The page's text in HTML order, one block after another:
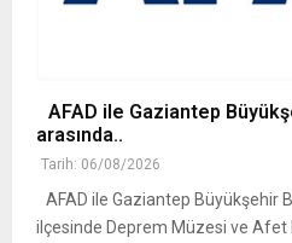
AFAD ile Gaziantep
arasında..
Tarih: 06/08/2026
AFAD ile Gaziantep Büyükşehir
ilçesinde Deprem Müzesi ve Afet